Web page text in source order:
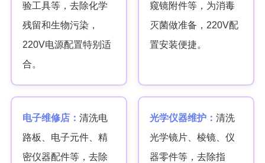
验工具等，去除化学
残留和生物污染，
220V电源配置特别适
合。
窥镜附件等，为消毒
灭菌做准备，220V配
置安装便捷。
电子维修店： 清洗电
路板、电子元件、精
密仪器配件等，去除
光学仪器维护： 清洗
光学镜片、棱镜、仪
器零件等，去除指